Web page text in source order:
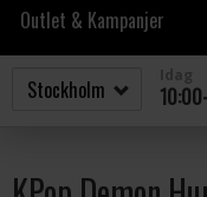
Outlet & Kampanjer